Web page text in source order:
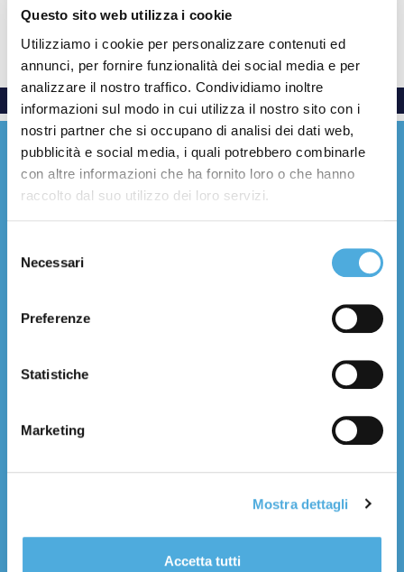
Questo sito web utilizza i cookie
Utilizziamo i cookie per personalizzare contenuti ed
annunci, per fornire funzionalità dei social media e per
analizzare il nostro traffico. Condividiamo inoltre
informazioni sul modo in cui utilizza il nostro sito con i
nostri partner che si occupano di analisi dei dati web,
pubblicità e social media, i quali potrebbero combinarle
con altre informazioni che ha fornito loro o che hanno
raccolto dal suo utilizzo dei loro servizi.
delNecessari
Preferenze
Statistiche
Marketing
Mostra dettagli
Accetta tutti
Traffic bans for Heavy Goods
Vehicles
Traffic bans for Heavy Goods
Vehicles
Threads
Certifications
Contacts
International transport